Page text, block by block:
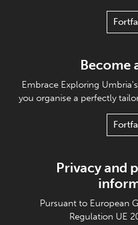
Become
Embrace Exploring
you organise a perfectly
Privacy and
Pursuant to European
Regulation UE